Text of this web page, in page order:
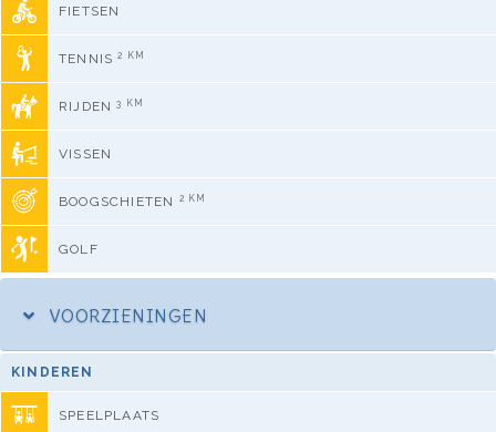
FIETSEN
TENNIS2 KM
RIJDEN3 KM
VISSEN
BOOGSCHIETEN 2 KM
GOLF
VOORZIENINGEN
KINDEREN
SPEELPLAATS